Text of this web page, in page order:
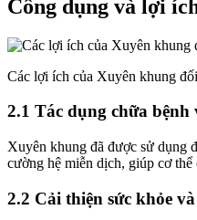
Công dụng và lợi
Các lợi ích của Xuyên khung
2.1 Tác dụng chữa bệnh
Xuyên khung đã được sử dụng
cường hệ miễn dịch, giúp cơ thể
2.2 Cải thiện sức khỏe